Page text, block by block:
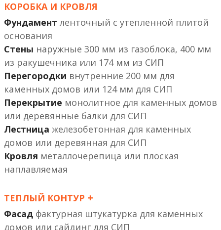
КОРОБКА И КРОВЛЯ
Фундамент ленточный с утепленной плитой
основания
Стены наружные 300 мм из газоблока, 400 мм
из ракушечника или 174 мм из СИП
Перегородки внутренние 200 мм
или 124 мм
Перекрытие монолитное
или деревянные балки
Лестница железобетонная
или деревянная
Кровля металлочерепица или плоская
наплавляемая
ТЕПЛЫЙ КОНТУР +
Фасад фактурная штукатурка
или сайдинг